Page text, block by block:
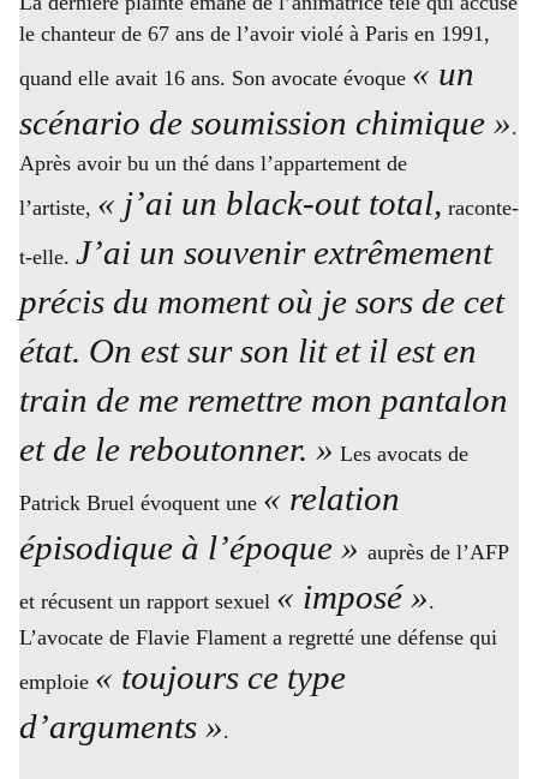
le chanteur de 67 ans de l’avoir violé à Paris en 1991,
quand elle avait 16 ans. Son avocate évoque « un
scénario de soumission chimique ».
Après avoir bu un thé dans l’appartement de
l’artiste, « j’ai un black-out total, raconte-
t-elle. J’ai un souvenir extrêmement
précis du moment où je sors de cet
état. On est sur son lit et il est en
train de me remettre mon pantalon
et de le reboutonner. » Les avocats de
Patrick Bruel évoquent une « relation
épisodique à l’époque » auprès de l’AFP
et récusent un rapport sexuel « imposé ».
L’avocate de Flavie Flament a regretté une défense qui
emploie « toujours ce type
d’arguments ».